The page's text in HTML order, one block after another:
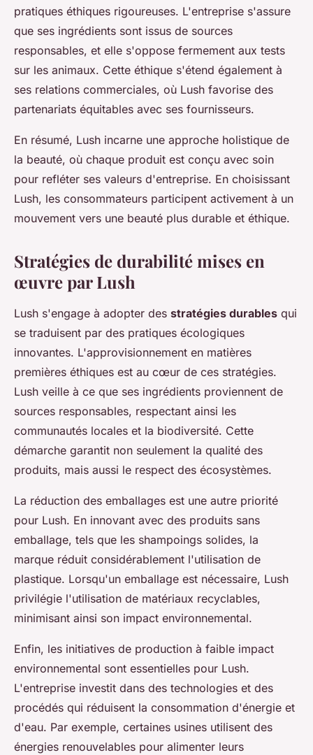
pratiques éthiques rigoureuses. L'entreprise s'assure
que ses ingrédients sont issus de sources
responsables, et elle s'oppose fermement aux tests
sur les animaux. Cette éthique s'étend également à
ses relations commerciales, où Lush favorise des
partenariats équitables avec ses fournisseurs.
En résumé, Lush incarne une approche holistique de
la beauté, où chaque produit est conçu avec soin
pour refléter ses valeurs d'entreprise. En choisissant
Lush, les consommateurs participent activement à un
mouvement vers une beauté plus durable et éthique.
Stratégies de durabilité mises en
œuvre par Lush
Lush s'engage à adopter des stratégies durables qui
se traduisent par des pratiques écologiques
innovantes. L'approvisionnement en matières
premières éthiques est au cœur de ces stratégies.
Lush veille à ce que ses ingrédients proviennent de
sources responsables, respectant ainsi les
communautés locales et la biodiversité. Cette
démarche garantit non seulement la qualité des
produits, mais aussi le respect des écosystèmes.
La réduction des emballages est une autre priorité
pour Lush. En innovant avec des produits sans
emballage, tels que les shampoings solides, la
marque réduit considérablement l'utilisation de
plastique. Lorsqu'un emballage est nécessaire, Lush
privilégie l'utilisation de matériaux recyclables,
minimisant ainsi son impact environnemental.
Enfin, les initiatives de production à faible impact
environnemental sont essentielles pour Lush.
L'entreprise investit dans des technologies et des
procédés qui réduisent la consommation d'énergie et
d'eau. Par exemple, certaines usines utilisent des
énergies renouvelables pour alimenter leurs